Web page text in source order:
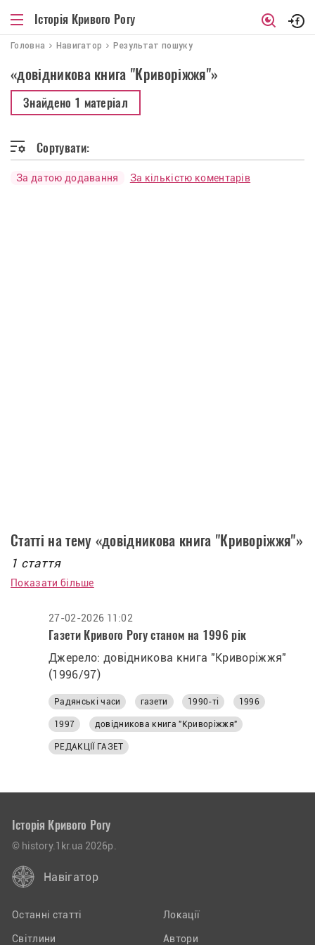
Історія Кривого Рогу
Головна Навигатор Результат пошуку
«довідникова книга "Криворіжжя"»
Знайдено 1 матеріал
Сортувати:
За датою додавання За кількістю коментарів
Статті на тему «довідникова книга "Криворіжжя"»
1 стаття
Показати більше
27-02-2026 11:02
Газети Кривого Рогу станом на 1996 рік
Джерело: довідникова книга "Криворіжжя"
(1996/97)
Радянські часи газети 1990-ті 1996
1997 довідникова книга "Криворіжжя"
РЕДАКЦІЇ ГАЗЕТ
Історія Кривого Рогу
© history.1kr.ua 2026р.
Навігатор
Останні статті
Світлини
Локації
Автори